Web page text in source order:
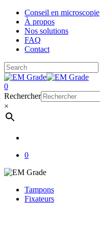
Skip
main
content
Conseil en microscopie
À propos
Nos solutions
FAQ
Contact
Close
Search
account
0
Menu
Rechercher
×
0
Tampons
Fixateurs